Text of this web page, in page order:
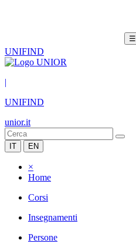
☰
UNIFIND
|
UNIFIND
unior.it
IT EN
×
Home
Corsi
Insegnamenti
Persone